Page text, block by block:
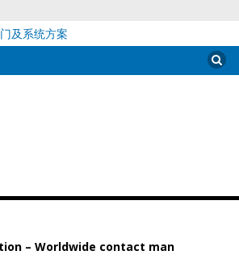
及系统方案
for:
– Worldwide contact man